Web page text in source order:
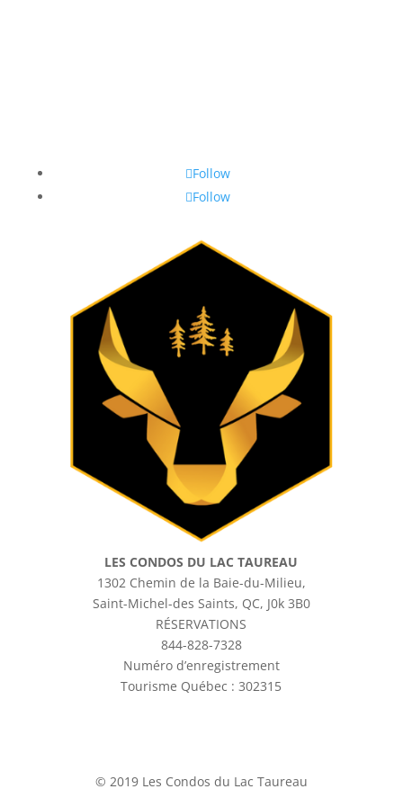
Follow
Follow
LES CONDOS DU LAC TAUREAU
1302 Chemin de la Baie-du-Milieu,
Saint-Michel-des Saints, QC, J0k 3B0
RÉSERVATIONS
844-828-7328
Numéro d’enregistrement
Tourisme Québec : 302315
© 2019 Les Condos du Lac Taureau